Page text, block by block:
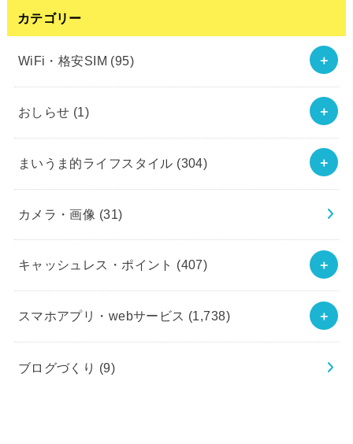
カテゴリー
WiFi・格安SIM (95)
おしらせ (1)
まいうま的ライフスタイル (304)
カメラ・画像 (31)
キャッシュレス・ポイント (407)
スマホアプリ・webサービス (1,738)
ブログづくり (9)